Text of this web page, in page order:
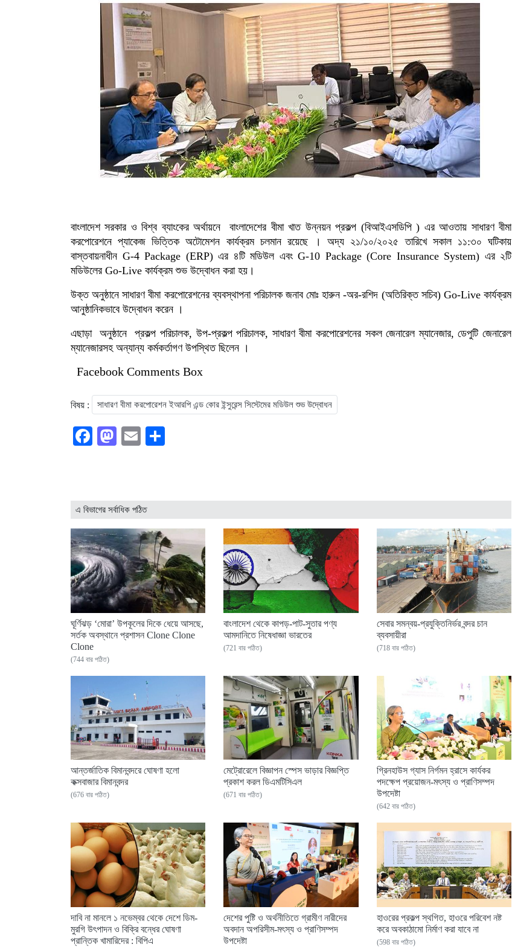
বাংলাদেশ সরকার ও বিশ্ব ব্যাংকের অর্থায়নে বাংলাদেশের বীমা খাত উন্নয়ন প্রকল্প (বিআইএসডিপি ) এর আওতায় সাধারণ বীমা
করপোরেশনে প্যাকেজ ভিত্তিক অটোমেশন কার্যক্রম চলমান রয়েছে । অদ্য ২১/১০/২০২৫ তারিখে সকাল ১১:৩০ ঘটিকায়
বাস্তবায়নাধীন G-4 Package (ERP) এর ৪টি মডিউল এবং G-10 Package (Core Insurance System) এর ২টি
মডিউলের Go-Live কার্যক্রম শুভ উদ্বোধন করা হয়।
উক্ত অনুষ্ঠানে সাধারণ বীমা করপোরেশনের ব্যবস্থাপনা পরিচালক জনাব মোঃ হারুন -অর-রশিদ (অতিরিক্ত সচিব) Go-Live কার্যক্রম
আনুষ্ঠানিকভাবে উদ্বোধন করেন ।
এছাড়া অনুষ্ঠানে প্রকল্প পরিচালক, উপ-প্রকল্প পরিচালক, সাধারণ বীমা করপোরেশনের সকল জেনারেল ম্যানেজার, ডেপুটি জেনারেল
ম্যানেজারসহ অন্যান্য কর্মকর্তাগণ উপস্থিত ছিলেন ।
Facebook Comments Box
বিষয় : সাধারণ বীমা করপোরেশন ইআরপি এন্ড কোর ইন্সুরেন্স সিস্টেমের মডিউল শুভ উদ্বোধন
Facebook
Mastodon
Email
এ বিভাগের সর্বাধিক পঠিত
ঘূর্ণিঝড় ‘মোরা’ উপকূলের দিকে ধেয়ে আসছে,
সর্তক অবস্থানে প্রশাসন Clone Clone
Clone
(744 বার পঠিত)
বাংলাদেশ থেকে কাপড়-পাট-সুতার পণ্য
আমদানিতে নিষেধাজ্ঞা ভারতের
(721 বার পঠিত)
সেবার সমন্বয়-প্রযুক্তিনির্ভর বন্দর চান
ব্যবসায়ীরা
(718 বার পঠিত)
আন্তর্জাতিক বিমানবন্দরে ঘোষণা হলো
কক্সবাজার বিমানবন্দর
(676 বার পঠিত)
মেট্রোরেলে বিজ্ঞাপন স্পেস ভাড়ার বিজ্ঞপ্তি
প্রকাশ করল ডিএমটিসিএল
(671 বার পঠিত)
গ্রিনহাউস গ্যাস নির্গমন হ্রাসে কার্যকর
পদক্ষেপ প্রয়োজন-মৎস্য ও প্রাণিসম্পদ
উপদেষ্টা
(642 বার পঠিত)
দাবি না মানলে ১ নভেম্বর থেকে দেশে ডিম-
মুরগি উৎপাদন ও বিক্রি বন্ধের ঘোষণা
প্রান্তিক খামারিদের : বিপিএ
দেশের পুষ্টি ও অর্থনীতিতে গ্রামীণ নারীদের
অবদান অপরিসীম-মৎস্য ও প্রাণিসম্পদ
উপদেষ্টা
হাওরের প্রকল্প স্থগিত, হাওরে পরিবেশ নষ্ট
করে অবকাঠামো নির্মাণ করা যাবে না
(598 বার পঠিত)